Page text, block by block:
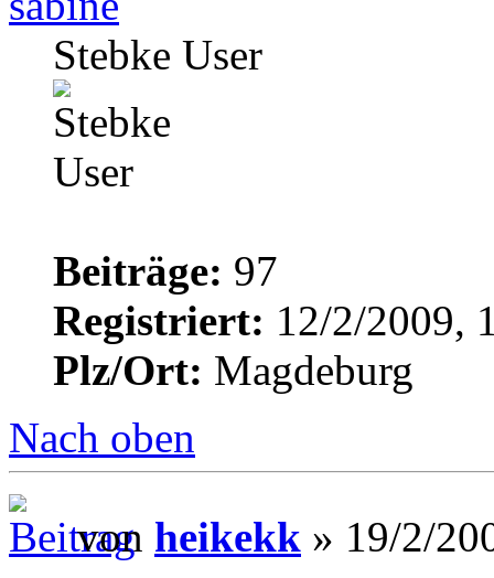
Stebke User
Beiträge: 97
Registriert: 12/2/2009,
Plz/Ort: Magdeburg
Nach oben
von heikekk » 19/2/